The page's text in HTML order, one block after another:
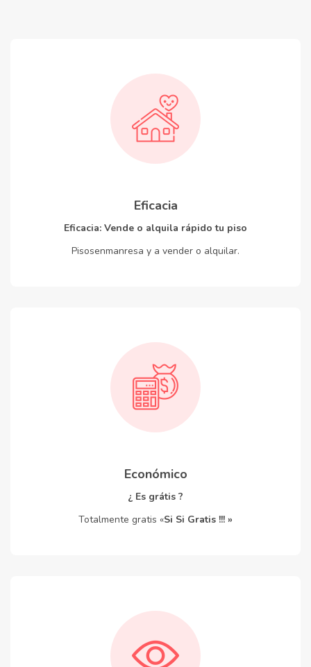
Eficacia
Eficacia: Vende o alquila rápido tu piso
Pisosenmanresa y a vender o alquilar.
Económico
¿ Es grátis ?
Totalmente gratis «Si Si Gratis !!! »